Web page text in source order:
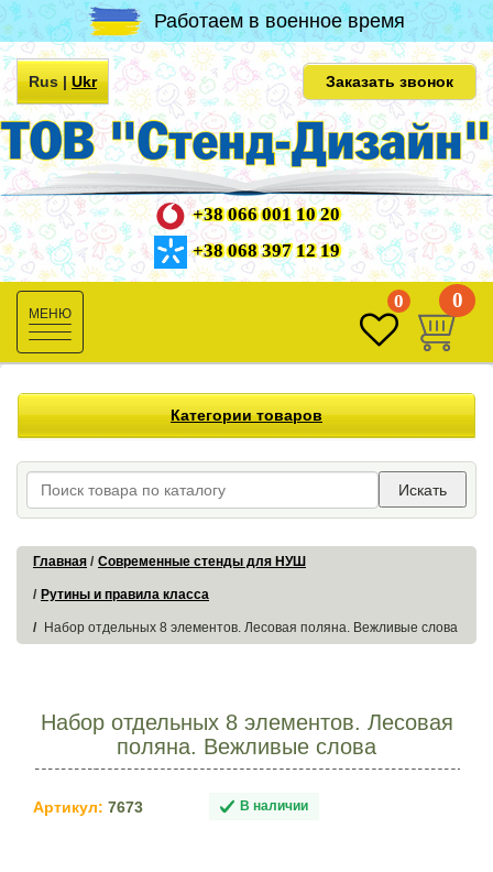
Работаем в военное время
Rus|Ukr Заказать звонок
+38 066 001 10 20
+38 068 397 12 19
Toggle
navigation
0 0
Категории товаров
Искать
Главная Современные стенды для НУШ
Рутины и правила класса
Набор отдельных 8 элементов. Лесовая поляна. Вежливые слова
Набор отдельных 8 элементов. Лесовая
поляна. Вежливые слова
Артикул: 7673 В наличии